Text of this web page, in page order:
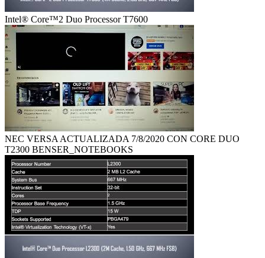
Intel® Core™2 Duo Processor T7600
NEC VERSA ACTUALIZADA 7/8/2020 CON CORE DUO
T2300 BENSER_NOTEBOOKS